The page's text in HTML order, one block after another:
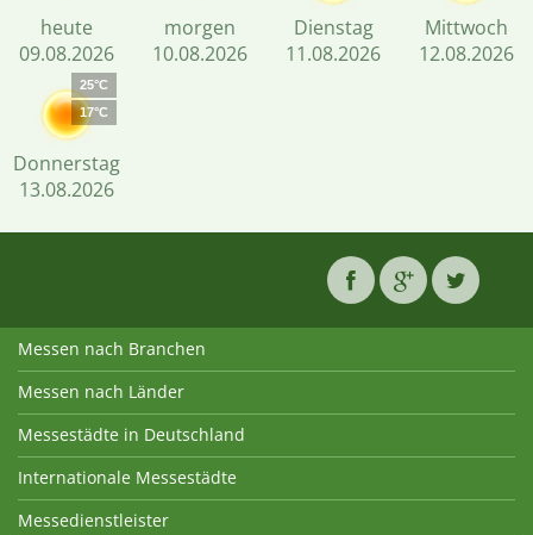
heute
09.08.2026
morgen
10.08.2026
Dienstag
11.08.2026
Mittwoch
12.08.2026
25°C
17°C
Donnerstag
13.08.2026
Messen nach Branchen
Messen nach Länder
Messestädte in Deutschland
Internationale Messestädte
Messedienstleister